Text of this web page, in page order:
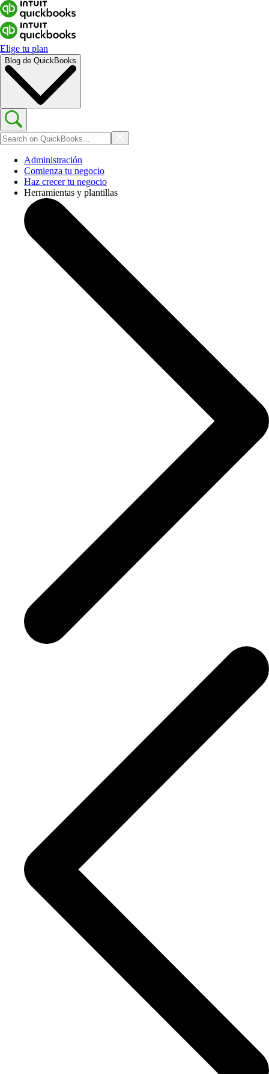
Elige tu plan
Blog de QuickBooks
Administración
Comienza tu negocio
Haz crecer tu negocio
Herramientas y plantillas